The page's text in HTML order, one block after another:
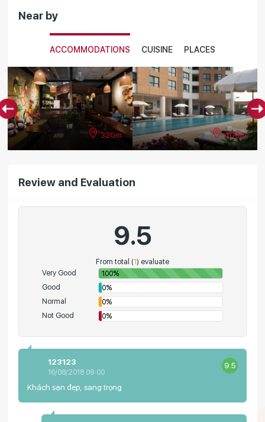
Near by
ACCOMMODATIONS CUISINE PLACES
320m 400m
Review and Evaluation
9.5
From total (1) evaluate
Very Good
100%
Good
0%
Normal
0%
Not Good
0%
123123
16/08/2018 09:00
9.5
Khách sạn đẹp, sang trọng